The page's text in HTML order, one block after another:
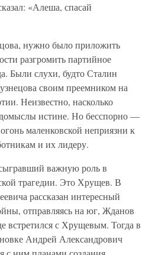
«Алеша, спасай
нужно было приложить
разгромить партийное
Были слухи, будто Сталин
своим преемником на
Неизвестно, насколько
домыслы истине. Но бесспорно —
маленковской неприязни к
и их лидеру.
важную роль в
трагедии. Это Хрущев. В
рассказан интересный
отправляясь на юг, Жданов
встретился с Хрущевым. Тогда в
Андрей Александрович